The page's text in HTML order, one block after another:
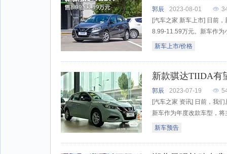
郭辰 2023-08-01
[汽车之家 新车上市] 日前
8.99-11.59万元。新车作为
新车上市/价格
新款骐达TIIDA有
郭辰 2023-07-19
[汽车之家 资讯] 日前，我
新车作为年度改款车型，
新车预告